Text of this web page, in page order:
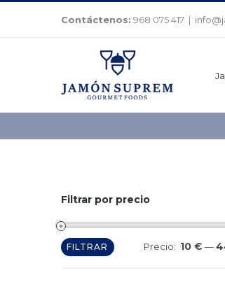
Contáctenos: 968 075 417 |
Filtrar por precio
FILTRAR Precio: 10 € —